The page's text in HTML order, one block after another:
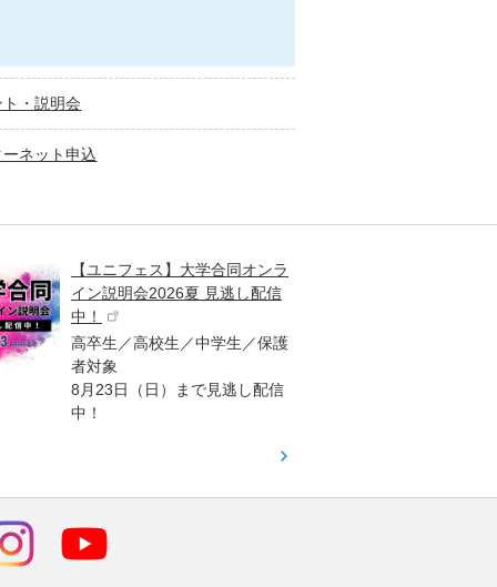
ト・説明会
ーネット申込
【ユニフェス】大学合同オンラ
イン説明会2026夏 見逃し配信
中！
高卒生／高校生／中学生／保護
者対象
8月23日（日）まで見逃し配信
中！